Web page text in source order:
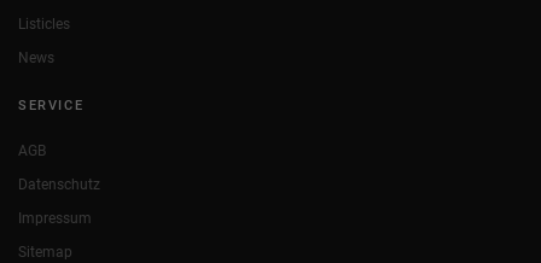
Listicles
News
SERVICE
AGB
Datenschutz
Impressum
Sitemap